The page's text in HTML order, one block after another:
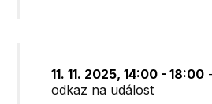
11. 11. 2025, 14:00 - 18:00 -
odkaz na událost